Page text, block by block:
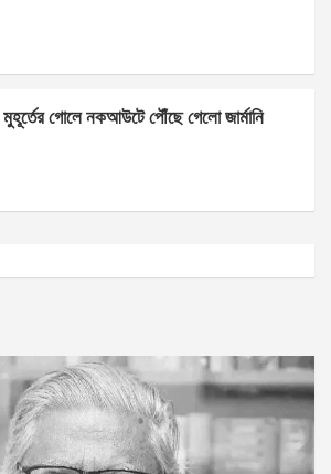
গোলে নকআউটে পৌঁছে গেলো জার্মানি